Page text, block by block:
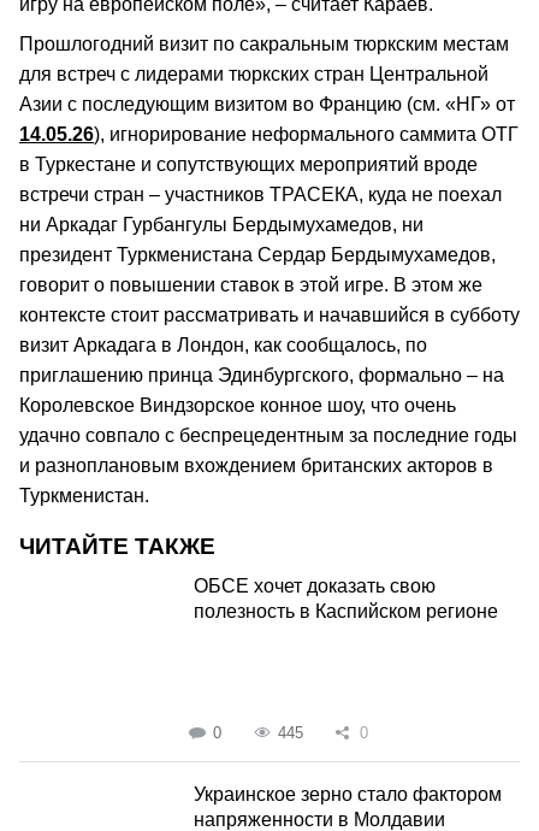
игру на европейском поле», – считает Караев.
Прошлогодний визит по сакральным тюркским местам
для встреч с лидерами тюркских стран Центральной
Азии с последующим визитом во Францию (см. «НГ» от
14.05.26), игнорирование неформального саммита ОТГ
в Туркестане и сопутствующих мероприятий вроде
встречи стран – участников ТРАСЕКА, куда не поехал
ни Аркадаг Гурбангулы Бердымухамедов, ни
президент Туркменистана Сердар Бердымухамедов,
говорит о повышении ставок в этой игре. В этом же
контексте стоит рассматривать и начавшийся в субботу
визит Аркадага в Лондон, как сообщалось, по
приглашению принца Эдинбургского, формально – на
Королевское Виндзорское конное шоу, что очень
удачно совпало с беспрецедентным за последние годы
и разноплановым вхождением британских акторов в
Туркменистан.
ЧИТАЙТЕ ТАКЖЕ
ОБСЕ хочет доказать свою
полезность в Каспийском регионе
0 445 0
Украинское зерно стало фактором
напряженности в Молдавии